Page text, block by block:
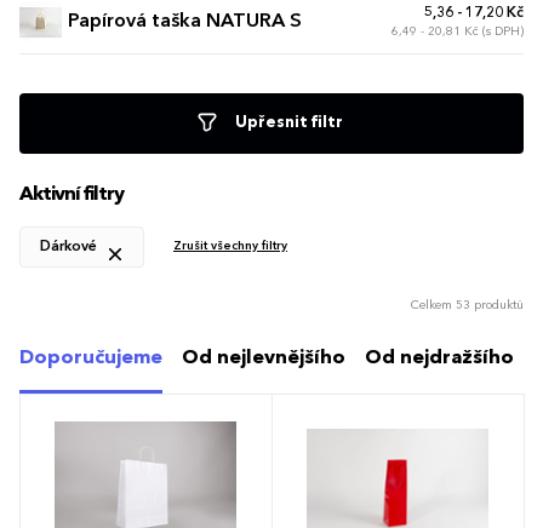
Papírová taška NATURA S 5,36 - 17,20 Kč
6,49 - 20,81 Kč (s DPH)
Upřesnit filtr
Aktivní filtry
Dárkové Zrušit všechny filtry
Celkem 53 produktů
Doporučujeme Od nejlevnějšího Od nejdražšího